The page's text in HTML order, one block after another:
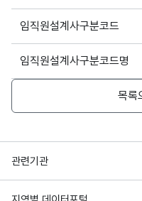
임직원설계사구분코드
임직원설계사구분코드명
목록
관련기관
행정안전부
한국지능정보사회진흥원
서울 열린데이터광장